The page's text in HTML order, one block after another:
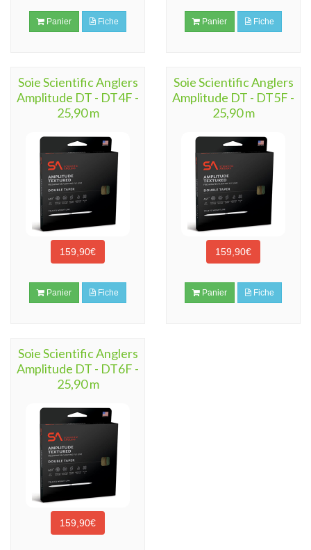
Panier Fiche Panier Fiche
Soie Scientific Anglers
Amplitude DT - DT4F -
25,90 m
159,90€
Panier Fiche
Soie Scientific Anglers
Amplitude DT - DT5F -
25,90 m
159,90€
Panier Fiche
Soie Scientific Anglers
Amplitude DT - DT6F -
25,90 m
159,90€